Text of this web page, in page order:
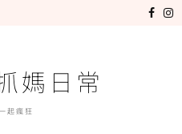
媽日常
起瘋狂